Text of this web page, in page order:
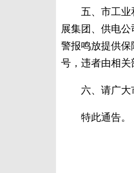
五、市工业和
展集团、供电
警报鸣放提供
号，违者由相关
六、请广大市
特此通告。